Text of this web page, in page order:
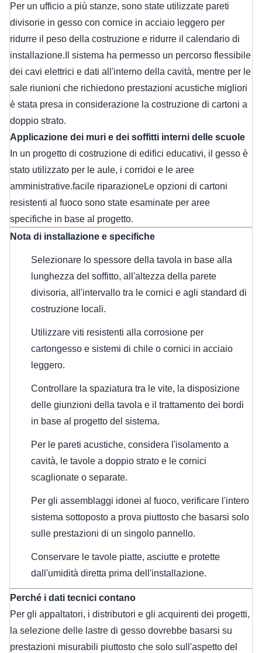
Per un ufficio a più stanze, sono state utilizzate pareti
divisorie in gesso con cornice in acciaio leggero per
ridurre il peso della costruzione e ridurre il calendario di
installazione.Il sistema ha permesso un percorso flessibile
dei cavi elettrici e dati all'interno della cavità, mentre per le
sale riunioni che richiedono prestazioni acustiche migliori
è stata presa in considerazione la costruzione di cartoni a
doppio strato.
Applicazione dei muri e dei soffitti interni delle scuole
In un progetto di costruzione di edifici educativi, il gesso è
stato utilizzato per le aule, i corridoi e le aree
amministrative.facile riparazioneLe opzioni di cartoni
resistenti al fuoco sono state esaminate per aree
specifiche in base al progetto.
Nota di installazione e specifiche
Selezionare lo spessore della tavola in base alla
lunghezza del soffitto, all'altezza della parete
divisoria, all'intervallo tra le cornici e agli standard di
costruzione locali.
Utilizzare viti resistenti alla corrosione per
cartongesso e sistemi di chile o cornici in acciaio
leggero.
Controllare la spaziatura tra le vite, la disposizione
delle giunzioni della tavola e il trattamento dei bordi
in base al progetto del sistema.
Per le pareti acustiche, considera l'isolamento a
cavità, le tavole a doppio strato e le cornici
scaglionate o separate.
Per gli assemblaggi idonei al fuoco, verificare l'intero
sistema sottoposto a prova piuttosto che basarsi solo
sulle prestazioni di un singolo pannello.
Conservare le tavole piatte, asciutte e protette
dall'umidità diretta prima dell'installazione.
Perché i dati tecnici contano
Per gli appaltatori, i distributori e gli acquirenti dei progetti,
la selezione delle lastre di gesso dovrebbe basarsi su
prestazioni misurabili piuttosto che solo sull'aspetto del